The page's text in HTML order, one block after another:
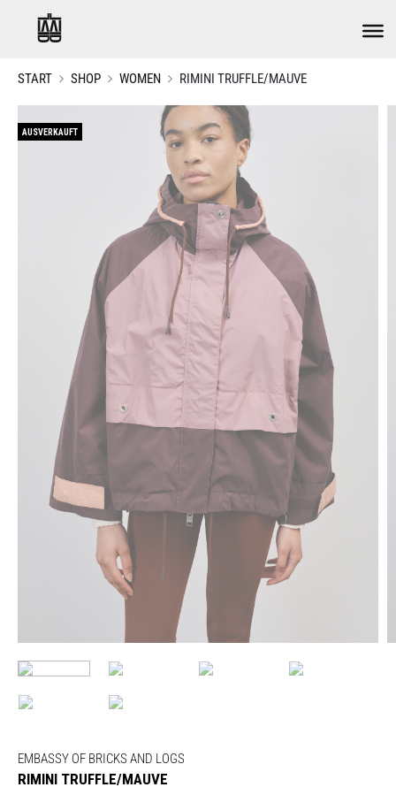
START SHOP WOMEN RIMINI TRUFFLE/MAUVE
AUSVERKAUFT
EMBASSY OF BRICKS AND LOGS
RIMINI TRUFFLE/MAUVE